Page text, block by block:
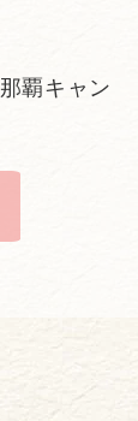
覇キャン